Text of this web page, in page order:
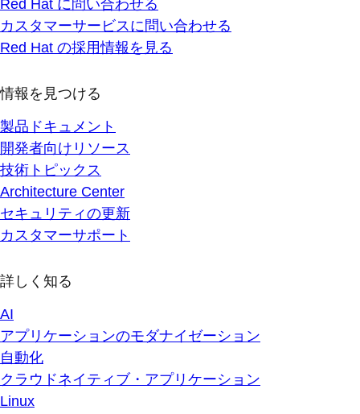
Red Hat に問い合わせる
カスタマーサービスに問い合わせる
Red Hat の採用情報を見る
情報を見つける
製品ドキュメント
開発者向けリソース
技術トピックス
Architecture Center
セキュリティの更新
カスタマーサポート
詳しく知る
AI
アプリケーションのモダナイゼーション
自動化
クラウドネイティブ・アプリケーション
Linux